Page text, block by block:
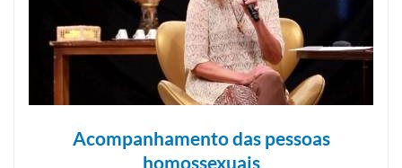
Acompanhamento das pessoas
homossexuais